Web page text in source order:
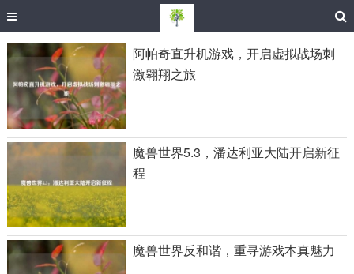
阿帕奇直升机游戏，开启虚拟战场刺
激翱翔之旅
魔兽世界5.3，潘达利亚大陆开启新征
程
魔兽世界反和谐，重寻游戏本真魅力